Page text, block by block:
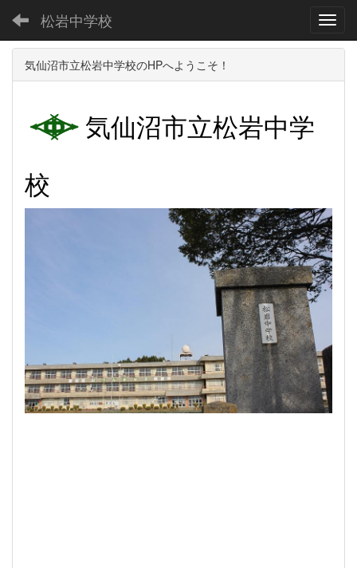
松岩中学校
気仙沼市立松岩中学校のHPへようこそ！
気仙沼市立松岩中学
校